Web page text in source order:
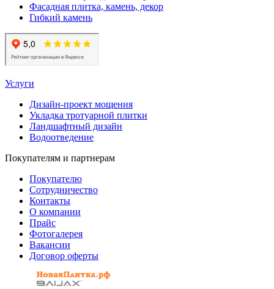
Фасадная плитка, камень, декор
Гибкий камень
Услуги
Дизайн-проект мощения
Укладка тротуарной плитки
Ландшафтный дизайн
Водоотведение
Покупателям и партнерам
Покупателю
Сотрудничество
Контакты
О компании
Прайс
Фотогалерея
Вакансии
Договор оферты